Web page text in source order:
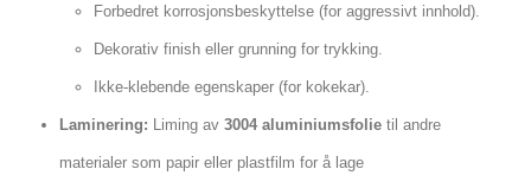
Forbedret korrosjonsbeskyttelse (for aggressivt innhold).
Dekorativ finish eller grunning for trykking.
Ikke-klebende egenskaper (for kokekar).
Laminering: Liming av 3004 aluminiumsfolietil andre
materialer som papir eller plastfilm for å lage